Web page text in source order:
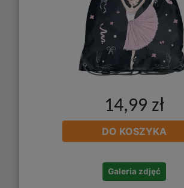
14,99 zł
DO KOSZYKA
Galeria zdjęć